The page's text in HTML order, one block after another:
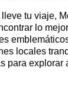
tu viaje,
lo
locales
para explorar